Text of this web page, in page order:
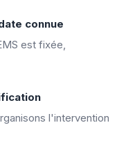
connue
est fixée,
l'intervention